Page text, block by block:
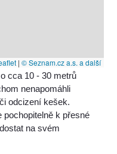
| © Seznam.cz a.s. a další
cca 10 - 30 metrů
nenapomáhli
odcizení kešek.
pochopitelně k přesné
na svém